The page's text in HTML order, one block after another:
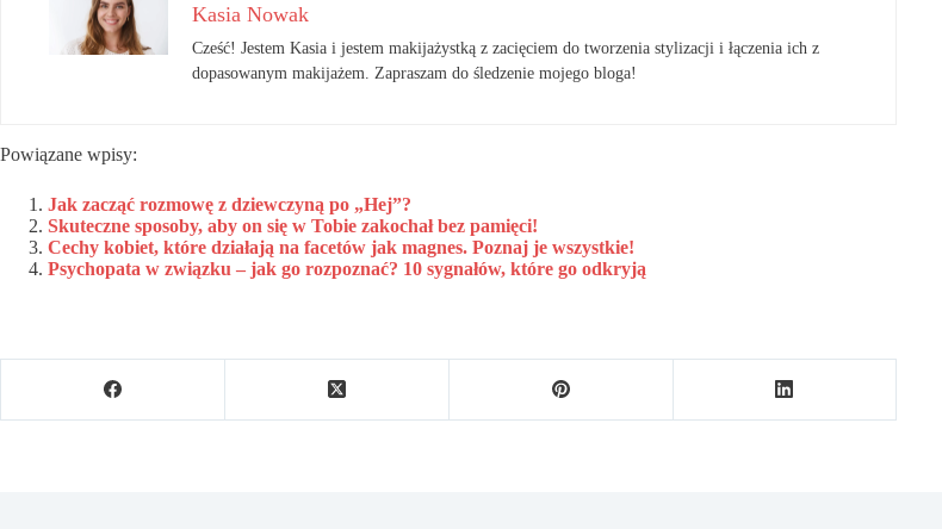
Kasia Nowak
Cześć! Jestem Kasia i jestem makijażystką z zacięciem do tworzenia stylizacji i łączenia ich z
dopasowanym makijażem. Zapraszam do śledzenie mojego bloga!
Powiązane wpisy:
Jak zacząć rozmowę z dziewczyną po „Hej”?
Skuteczne sposoby, aby on się w Tobie zakochał bez pamięci!
Cechy kobiet, które działają na facetów jak magnes. Poznaj je wszystkie!
Psychopata w związku – jak go rozpoznać? 10 sygnałów, które go odkryją